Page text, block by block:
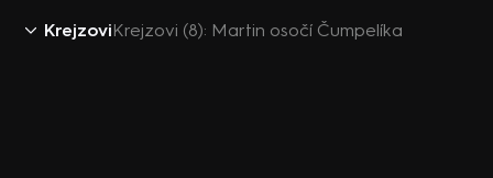
KrejzoviKrejzovi (8): Martin osočí Čumpelíka